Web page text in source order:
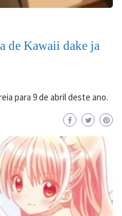
de Kawaii dake ja
para 9 de abril deste ano.